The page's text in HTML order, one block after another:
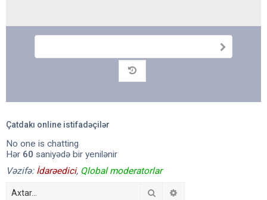
ö
Arxiv
Çatdakı online istifadəçilər
No one is chatting
Hər 60 saniyədə bir yenilənir
Vəzifə: İdarəedici, Qlobal moderatorlar
Axtar